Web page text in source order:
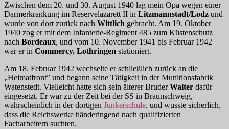
Zwischen dem 20. und 30. August 1940 lag mein Opa wegen einer
Darmerkrankung im Reservelazarett II in Litzmannstadt/Lodz und
wurde von dort zurück nach Wittlich gebracht. Am 19. Oktober
1940 zog er mit dem Infanterie-Regiment 485 zum Küstenschutz
nach Bordeaux, und vom 10. November 1941 bis Februar 1942
war er in Commercy, Lothringen stationiert.
Am 18. Februar 1942 wechselte er schließlich zurück an die
„Heimatfront” und begann seine Tätigkeit in der Munitionsfabrik
Watenstedt. Vielleicht hatte sich sein älterer BruderWalter dafür
eingesetzt. Er war zu der Zeit bei der SS in Braunschweig,
wahrscheinlich in der dortigen Junkerschule, und wusste sicherlich,
dass die Reichswerke händeringend nach qualifizierten
Facharbeitern suchten.